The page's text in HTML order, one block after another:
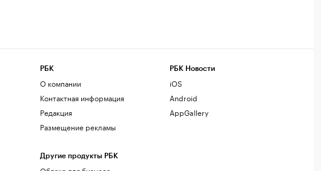
РБК
О компании
Контактная информация
Редакция
Размещение рекламы
Другие продукты РБК
РБК Новости
iOS
Android
AppGallery